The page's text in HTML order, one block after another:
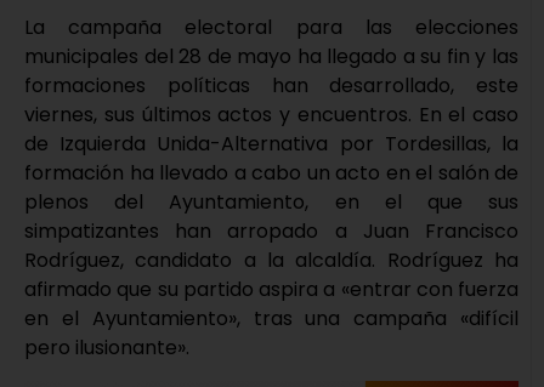
La campaña electoral para las elecciones
municipales del 28 de mayo ha llegado a su fin y las
formaciones políticas han desarrollado, este
viernes, sus últimos actos y encuentros. En el caso
de Izquierda Unida-Alternativa por Tordesillas, la
formación ha llevado a cabo un acto en el salón de
plenos del Ayuntamiento, en el que sus
simpatizantes han arropado a Juan Francisco
Rodríguez, candidato a la alcaldía. Rodríguez ha
afirmado que su partido aspira a «entrar con fuerza
en el Ayuntamiento», tras una campaña «difícil
pero ilusionante».